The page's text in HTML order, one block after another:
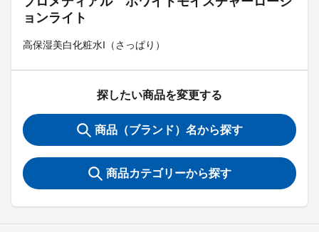
ョンライト
高保湿美白化粧水I（さっぱり）
探したい商品を変更する
商品（ブランド）名から探す
商品カテゴリーから探す